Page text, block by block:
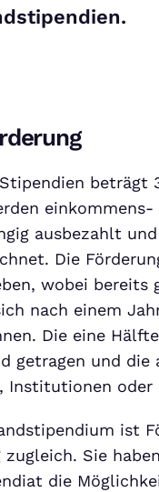
beträgt
einkommens-
ausbezahlt
Die
wobei bereits
nach einem
Die eine
getragen und die
Institutionen oder
ist
zugleich. Sie
die